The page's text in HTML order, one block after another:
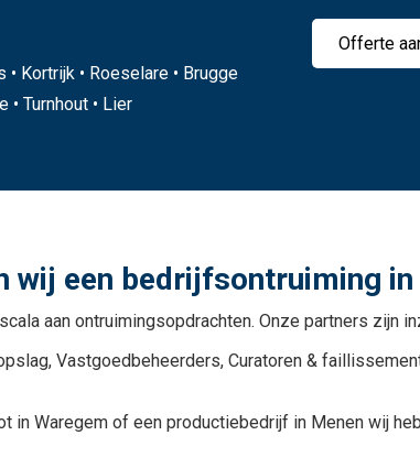
• Kortrijk • Roeselare • Brugge
• Turnhout • Lier
Offerte
wij een bedrijfsontruiming
aan ontruimingsopdrachten. Onze partners zijn
Vastgoedbeheerders, Curatoren &
Waregem of een productiebedrijf in Menen wij